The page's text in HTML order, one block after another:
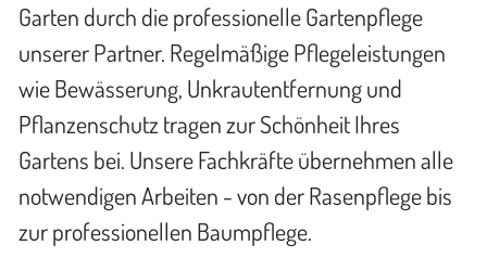
Garten durch die professionelle Gartenpflege
unserer Partner. Regelmäßige Pflegeleistungen
wie Bewässerung, Unkrautentfernung und
Pflanzenschutz tragen zur Schönheit Ihres
Gartens bei. Unsere Fachkräfte übernehmen alle
notwendigen Arbeiten - von der Rasenpflege bis
zur professionellen Baumpflege.